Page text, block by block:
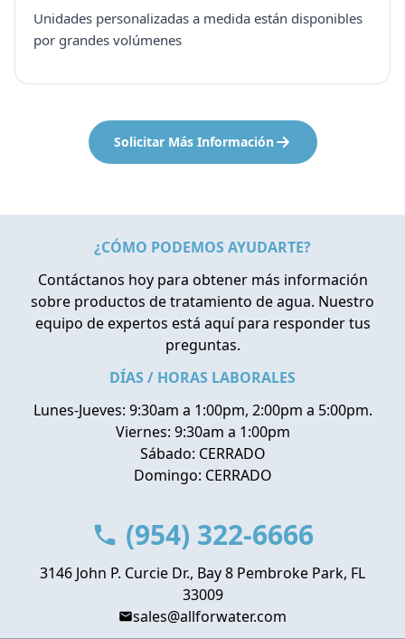
Unidades personalizadas a medida están disponibles
por grandes volúmenes
Solicitar Más Información
¿CÓMO PODEMOS AYUDARTE?
Contáctanos hoy para obtener más información
sobre productos de tratamiento de agua. Nuestro
equipo de expertos está aquí para responder tus
preguntas.
DÍAS / HORAS LABORALES
Lunes-Jueves: 9:30am a 1:00pm, 2:00pm a 5:00pm.
Viernes: 9:30am a 1:00pm
Sábado: CERRADO
Domingo: CERRADO
(954) 322-6666
3146 John P. Curcie Dr., Bay 8 Pembroke Park, FL
33009
sales@allforwater.com